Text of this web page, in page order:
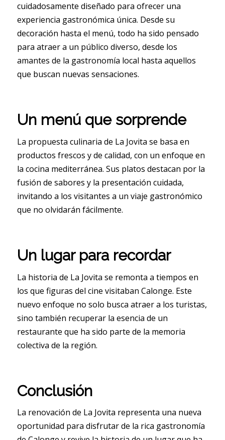
cuidadosamente diseñado para ofrecer una
experiencia gastronómica única. Desde su
decoración hasta el menú, todo ha sido pensado
para atraer a un público diverso, desde los
amantes de la gastronomía local hasta aquellos
que buscan nuevas sensaciones.
Un menú que sorprende
La propuesta culinaria de La Jovita se basa en
productos frescos y de calidad, con un enfoque en
la cocina mediterránea. Sus platos destacan por la
fusión de sabores y la presentación cuidada,
invitando a los visitantes a un viaje gastronómico
que no olvidarán fácilmente.
Un lugar para recordar
La historia de La Jovita se remonta a tiempos en
los que figuras del cine visitaban Calonge. Este
nuevo enfoque no solo busca atraer a los turistas,
sino también recuperar la esencia de un
restaurante que ha sido parte de la memoria
colectiva de la región.
Conclusión
La renovación de La Jovita representa una nueva
oportunidad para disfrutar de la rica gastronomía